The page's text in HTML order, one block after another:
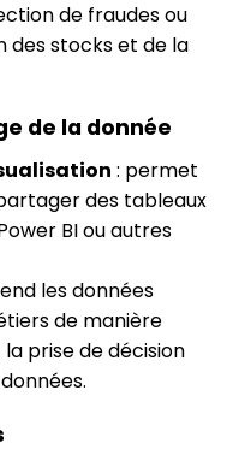
de fraudes ou
des stocks et de la
de la donnée
: permet
des tableaux
BI ou autres
les données
de manière
prise de décision